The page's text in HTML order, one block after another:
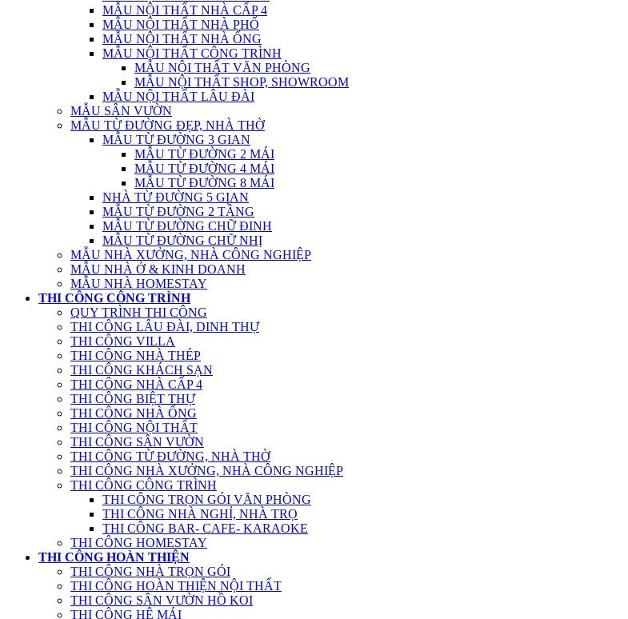
MẪU NỘI THẤT NHÀ CẤP 4
MẪU NỘI THẤT NHÀ PHỐ
MẪU NỘI THẤT NHÀ ỐNG
MẪU NỘI THẤT CÔNG TRÌNH
MẪU NỘI THẤT VĂN PHÒNG
MẪU NỘI THẤT SHOP, SHOWROOM
MẪU NỘI THẤT LÂU ĐÀI
MẪU SÂN VƯỜN
MẪU TỪ ĐƯỜNG ĐẸP, NHÀ THỜ
MẪU TỪ ĐƯỜNG 3 GIAN
MẪU TỪ ĐƯỜNG 2 MÁI
MẪU TỪ ĐƯỜNG 4 MÁI
MẪU TỪ ĐƯỜNG 8 MÁI
NHÀ TỪ ĐƯỜNG 5 GIAN
MẪU TỪ ĐƯỜNG 2 TẦNG
MẪU TỪ ĐƯỜNG CHỮ ĐINH
MẪU TỪ ĐƯỜNG CHỮ NHỊ
MẪU NHÀ XƯỞNG, NHÀ CÔNG NGHIỆP
MẪU NHÀ Ở & KINH DOANH
MẪU NHÀ HOMESTAY
THI CÔNG CÔNG TRÌNH
QUY TRÌNH THI CÔNG
THI CÔNG LÂU ĐÀI, DINH THỰ
THI CÔNG VILLA
THI CÔNG NHÀ THÉP
THI CÔNG KHÁCH SẠN
THI CÔNG NHÀ CẤP 4
THI CÔNG BIỆT THỰ
THI CÔNG NHÀ ỐNG
THI CÔNG NỘI THẤT
THI CÔNG SÂN VƯỜN
THI CÔNG TỪ ĐƯỜNG, NHÀ THỜ
THI CÔNG NHÀ XƯỞNG, NHÀ CÔNG NGHIỆP
THI CÔNG CÔNG TRÌNH
THI CÔNG TRỌN GÓI VĂN PHÒNG
THI CÔNG NHÀ NGHỈ, NHÀ TRỌ
THI CÔNG BAR- CAFE- KARAOKE
THI CÔNG HOMESTAY
THI CÔNG HOÀN THIỆN
THI CÔNG NHÀ TRỌN GÓI
THI CÔNG HOÀN THIỆN NỘI THẤT
THI CÔNG SÂN VƯỜN HỒ KOI
THI CÔNG HỆ MÁI